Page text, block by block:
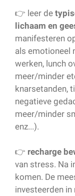
👉 leer de
lichaam en
manifesteren
als emotioneel
werken, lunch
meer/minder
knarsetanden,
negatieve
meer/minder
enz...).
👉 recharge
van stress. Na
komen. De
investeerden